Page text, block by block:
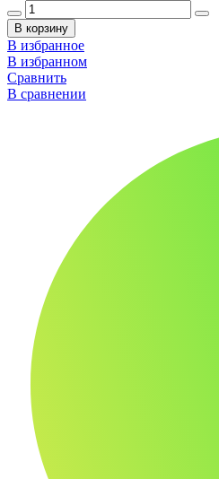
В корзину
В избранное
В избранном
Сравнить
В сравнении